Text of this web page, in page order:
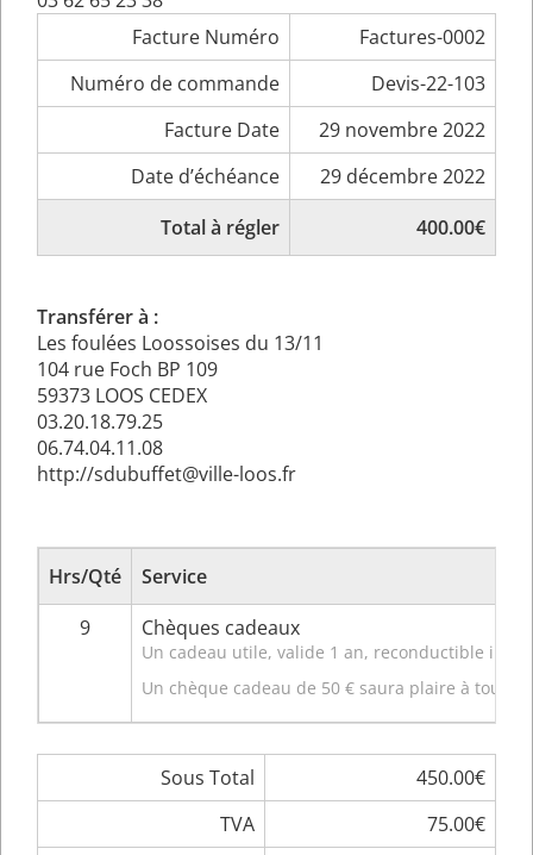
Facture Numéro
Factures-0002
Numéro de commande
Devis-22-103
Facture Date
29 novembre 2022
Date d’échéance
29 décembre 2022
Total à régler
400.00€
Transférer à :
Les foulées Loossoises du 13/11
104 rue Foch BP 109
59373 LOOS CEDEX
03.20.18.79.25
06.74.04.11.08
http://sdubuffet@ville-loos.fr
Hrs/Qté
Service
9
Chèques cadeaux
Un cadeau utile, valide 1 an, reconductible
Un chèque cadeau de 50 € saura plaire à
Sous Total
450.00€
TVA
75.00€